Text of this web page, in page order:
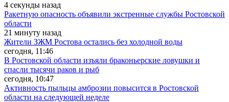
4 секунды назад
Ракетную опасность объявили экстренные службы Ростовской
области
21 минуту назад
Жители ЗЖМ Ростова остались без холодной воды
сегодня, 11:46
В Ростовской области изъяли браконьерские ловушки и
спасли тысячи раков и рыб
сегодня, 10:47
Активность пыльцы амброзии повысится в Ростовской
области на следующей неделе